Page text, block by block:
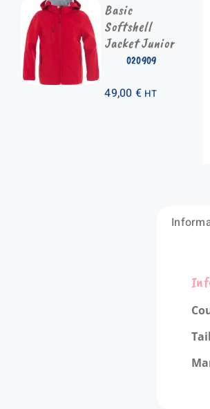
020909
Basic
Softshell
Jacket Junior
49,00 € HT